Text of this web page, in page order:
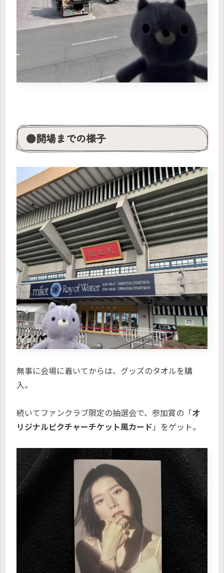
●開場までの様子
無事に会場に着いてからは、グッズのタオルを購
入。
続いてファンクラブ限定の抽選会で、参加賞の「オ
リジナルピクチャーチケット風カード 」をゲット。